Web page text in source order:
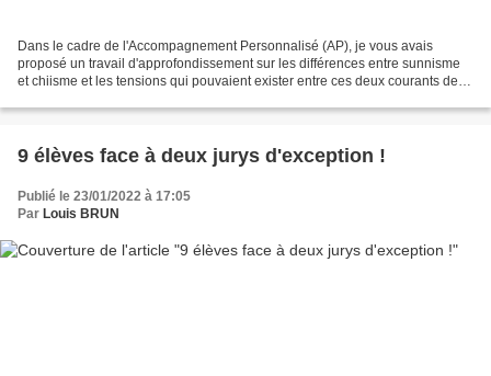
Dans le cadre de l'Accompagnement Personnalisé (AP), je vous avais
proposé un travail d'approfondissement sur les différences entre sunnisme
et chiisme et les tensions qui pouvaient exister entre ces deux courants de
9 élèves face à deux jurys d'exception !
Publié le 23/01/2022 à 17:05
Par Louis BRUN